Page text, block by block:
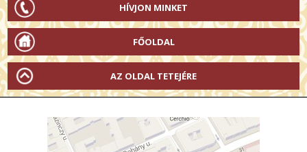
HÍVJON MINKET
FŐOLDAL
AZ OLDAL TETEJÉRE